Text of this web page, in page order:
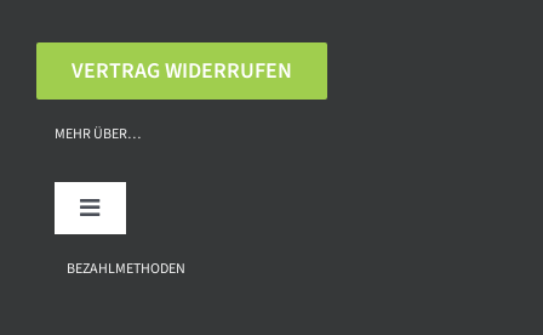
VERTRAG WIDERRUFEN
MEHR ÜBER…
Toggle
Über uns
BEZAHLMETHODEN